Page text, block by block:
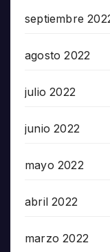
septiembre
agosto 2022
julio 2022
junio 2022
mayo 2022
abril 2022
marzo 2022